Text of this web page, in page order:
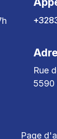
Rue
5590
Page